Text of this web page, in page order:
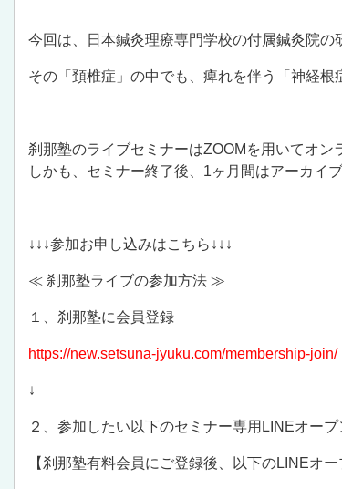
今回は、日本鍼灸理療専門学校の付属鍼灸院
その「頚椎症」の中でも、痺れを伴う「神経
刹那塾のライブセミナーはZOOMを用いてオン
しかも、セミナー終了後、1ヶ月間はアーカイ
↓↓↓参加お申し込みはこちら↓↓↓
≪ 刹那塾ライブの参加方法 ≫
１、刹那塾に会員登録
https://new.setsuna-jyuku.com/membership-join/
↓
２、参加したい以下のセミナー専用LINEオー
【刹那塾有料会員にご登録後、以下のLINEオ